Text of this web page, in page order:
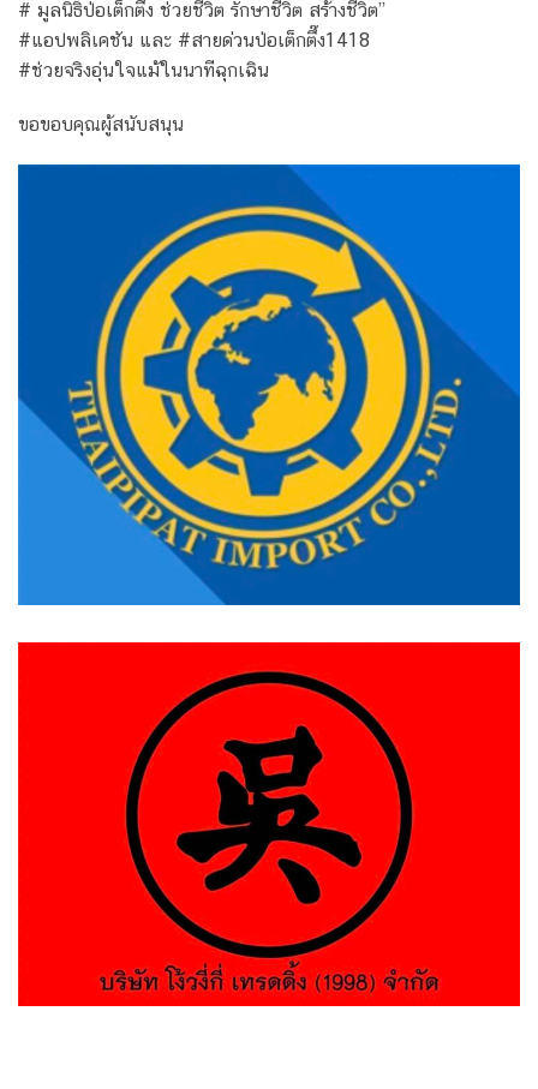
# มูลนิธิป่อเต็กตึ๊ง ช่วยชีวิต รักษาชีวิต สร้างชีวิต”
#แอปพลิเคชัน และ #สายด่วนป่อเต็กตึ๊ง1418
#ช่วยจริงอุ่นใจแม้ในนาทีฉุกเฉิน
ขอขอบคุณผู้สนับสนุน